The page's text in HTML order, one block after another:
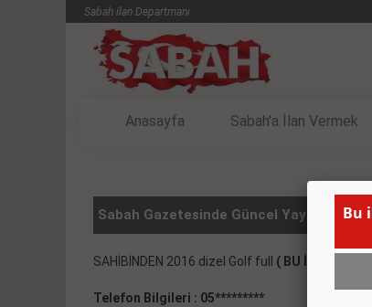
Sabah ilan Departmanı
Anasayfa Sabah'a İlan Vermek
Sabah Gazetesinde Güncel Yayınlanmış
SAHİBİNDEN 2016 dizel Golf full ( BU İLANIN
Telefon Bilgileri : 05*********
Bu